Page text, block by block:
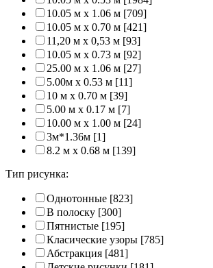
10.05 м x 1.06 м [709]
10.05 м x 0.70 м [421]
11,20 м х 0,53 м [93]
10.05 м x 0.73 м [92]
25.00 м x 1.06 м [27]
5.00м x 0.53 м [11]
10 м x 0.70 м [39]
5.00 м x 0.17 м [7]
10.00 м x 1.00 м [24]
3м*1.36м [1]
8.2 м x 0.68 м [139]
Тип рисунка:
Однотонные [823]
В полоску [300]
Пятнистые [195]
Класические узоры [785]
Абстракция [481]